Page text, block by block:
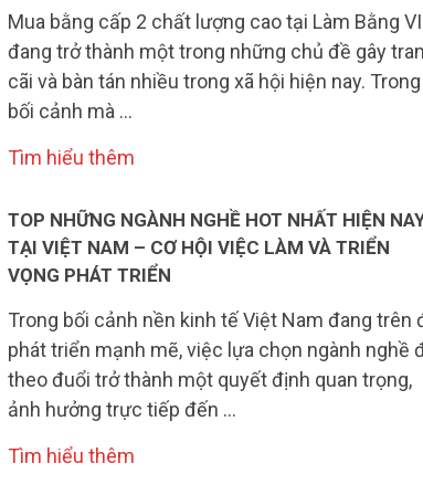
Mua bằng cấp 2 chất lượng cao tại Làm Bằng
đang trở thành một trong những chủ đề gây
cãi và bàn tán nhiều trong xã hội hiện nay. Trong
bối cảnh mà …
Tìm hiểu thêm
TOP NHỮNG NGÀNH NGHỀ HOT NHẤT HIỆN
TẠI VIỆT NAM – CƠ HỘI VIỆC LÀM VÀ TRIỂN
VỌNG PHÁT TRIỂN
Trong bối cảnh nền kinh tế Việt Nam đang trên
phát triển mạnh mẽ, việc lựa chọn ngành nghề
theo đuổi trở thành một quyết định quan trọng,
ảnh hưởng trực tiếp đến …
Tìm hiểu thêm